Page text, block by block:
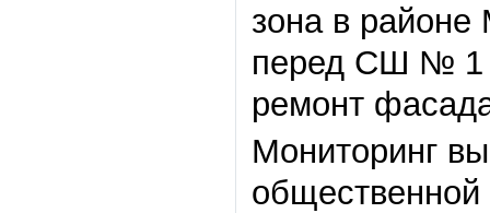
зона в районе
перед СШ № 1
ремонт
Мониторинг
общественной